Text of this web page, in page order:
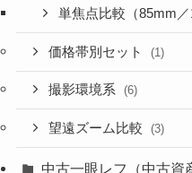
単焦点比較（85mm
価格帯別セット (1)
撮影環境系 (6)
望遠ズーム比較 (3)
中古一眼レフ（中古資